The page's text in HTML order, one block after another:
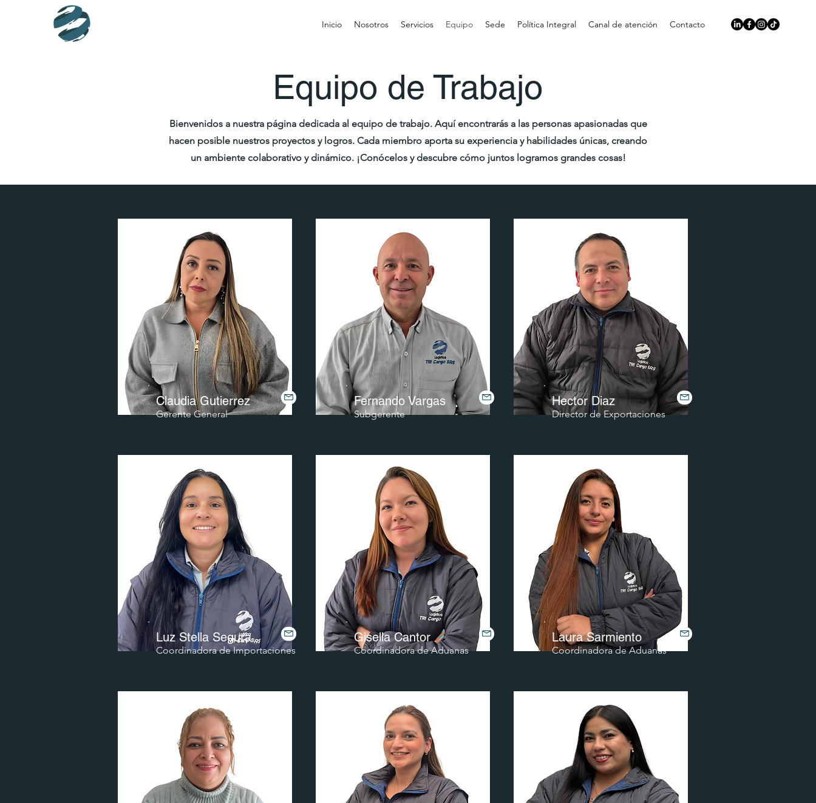
Inicio Nosotros Servicios Equipo Sede Política Integral Canal de atención Contacto
Equipo de Trabajo
Bienvenidos a nuestra página dedicada al equipo de trabajo. Aquí encontrarás a las personas apasionadas que
hacen posible nuestros proyectos y logros. Cada miembro aporta su experiencia y habilidades únicas, creando
un ambiente colaborativo y dinámico. ¡Conócelos y descubre cómo juntos logramos grandes cosas!
Claudia Gutierrez
Gerente General
​Luz Stella Segura
Coordinadora deImportaciones
Fernando Vargas
Subgerente
Gisella Cantor
Coordinadora de Aduanas
Hector Diaz
Director de Exportaciones
Laura Sarmiento
Coordinadora de Aduanas